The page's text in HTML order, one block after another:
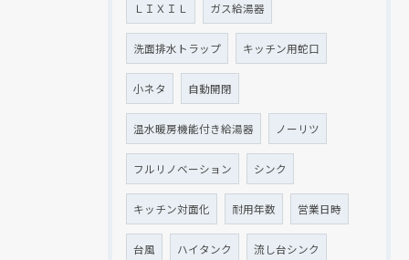
ＬＩＸＩＬ ガス給湯器
洗面排水トラップ キッチン用蛇口
小ネタ 自動開閉
温水暖房機能付き給湯器 ノーリツ
フルリノベーション シンク
キッチン対面化 耐用年数 営業日時
台風 ハイタンク 流し台シンク